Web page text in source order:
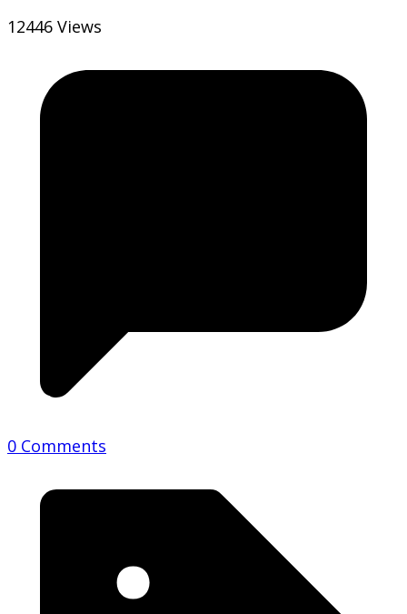
12446 Views
0 Comments